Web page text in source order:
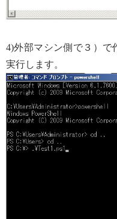
4)外部マシン側で３）で
実行します。